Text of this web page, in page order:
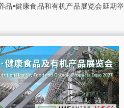
品•健康食品和有机产品展览会延期举